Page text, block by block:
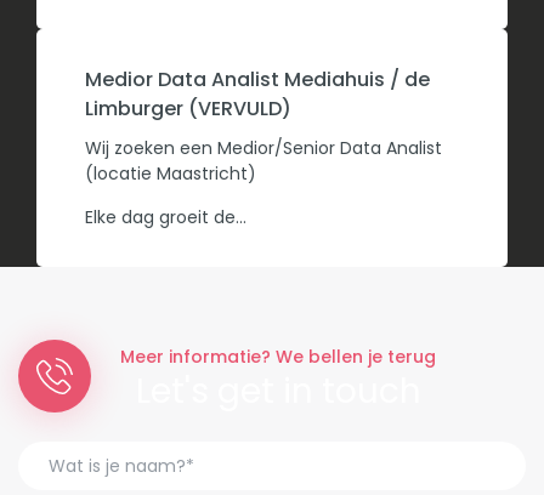
Medior Data Analist Mediahuis / de
Limburger (VERVULD)
Wij zoeken een Medior/Senior Data Analist
(locatie Maastricht)
Elke dag groeit de...
Meer informatie? We bellen je terug